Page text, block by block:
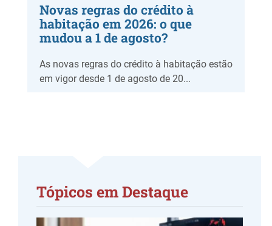
Novas regras do crédito à
habitação em 2026: o que
mudou a 1 de agosto?
As novas regras do crédito à habitação estão
em vigor desde 1 de agosto de 20...
Tópicos em Destaque